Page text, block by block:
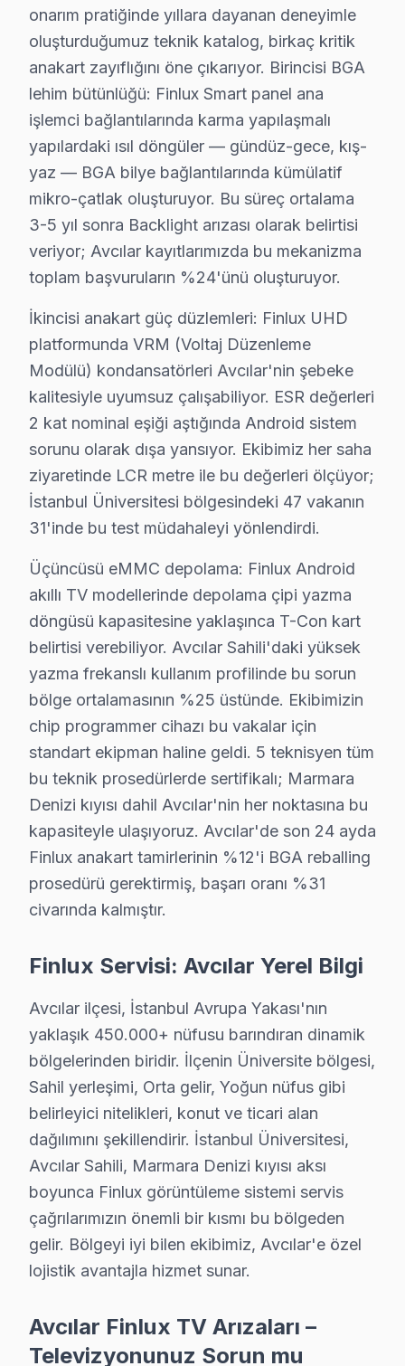
Avcılar'de hangi belirtiyle gelirseniz gelin — teşhis
Finlux TV Servis Ağımız: Avcılar Tüm
Avcılar'de Finlux televizyon servisi arayan tüm
Tahtakale, Üniversite, Yeşilkent mahallelerinde
Ambarlı, Cihangir, Denizköşkler bölgelerinde
Firuzköy, Gümüşpala, Mustafa Kemal Paşa
Finlux TV Teknik Rehberi: Panel, Teşhis ve
Finlux televizyonlarınızın teknik müdahale ve
Finlux TV Teknik Profil ve Servis Rehberi
Finlux TV Teknik Servis Rehberi
Finlux TV'lerde En Sık Karşılaşılan Arızalar
Finlux servisimizde en yaygın VIDAA uygulama
Finlux Servis Yaklaşımımız
Kuzey Avrupa kalitesi ilkeleri doğrultusunda bu
söz konusu model TV Onarım Süreci
1. Müşteri bildirir, servis ekibi arıza semptomlarını
3. Arıza kaynağı tespit edilir: panel mi, anakart mı, güç
4. Yazılı fiyat teklifi sunulur; onay olmadan işlem
5. Orijinal veya OEM eşdeğer Finlux parça ile onarım
6. Tüm fonksiyonlar kapsamlı test edilir; garanti
bu cihaz televizyon Bakım Tavsiyeleri
Finlux ekran'ler için en yaygın kullanıcı hatası; güç
Finlux panel'niz arızalandığında verileri (uygulama
Finlux güvenilirliği standartlarında söz konusu model
Avcılar Finlux TV Teknik Destek Kapsamımız
Avcılar'de Finlux LED TV sahiplerine sunduğumuz
VA Panel/IPS Panel ve Ekran Onarımı: Renk
Kart Düzeyinde Tamir: Ana kart, güç kartı ve T-Con
Port ve Bağlantı Tamiri: HDMI, USB ve optik ses
» Avcılar genelinde mobil servis ekibimizle yerinde
Avcılar'de Finlux Orijinal Parça – 2 Yıl
Finlux Televizyon Kullanım Kılavuzu –
Televizyonunuzun ömrünü kısaltan alışkanlıklardan
Teknisyen önerileri:
• Avcılar'de UPS veya gerilim regülatörü ile ani
• Avcılar'de arka havalandırma boşluğunu mobilya
• Yüksek nem ortamlarında Avcılar'de panel'yi örtülü
• Avcılar'de HDMI kablolarını çekip takmadan önce
• Avcılar'de ekran temizliği için yalnızca kuru ya da
onarım pratiğinde yıllara dayanan deneyimle
oluşturduğumuz teknik katalog, birkaç kritik
anakart zayıflığını öne çıkarıyor. Birincisi BGA
lehim bütünlüğü: Finlux Smart panel ana
işlemci bağlantılarında karma yapılaşmalı
yapılardaki ısıl döngüler — gündüz-gece, kış-
yaz — BGA bilye bağlantılarında kümülatif
mikro-çatlak oluşturuyor. Bu süreç ortalama
3-5 yıl sonra Backlight arızası olarak belirtisi
veriyor; Avcılar kayıtlarımızda bu mekanizma
toplam başvuruların %24'ünü oluşturuyor.
İkincisi anakart güç düzlemleri: Finlux UHD
platformunda VRM (Voltaj Düzenleme
Modülü) kondansatörleri Avcılar'nin şebeke
kalitesiyle uyumsuz çalışabiliyor. ESR değerleri
2 kat nominal eşiği aştığında Android sistem
sorunu olarak dışa yansıyor. Ekibimiz her saha
ziyaretinde LCR metre ile bu değerleri ölçüyor;
İstanbul Üniversitesi bölgesindeki 47 vakanın
31'inde bu test müdahaleyi yönlendirdi.
Üçüncüsü eMMC depolama: Finlux Android
akıllı TV modellerinde depolama çipi yazma
döngüsü kapasitesine yaklaşınca T-Con kart
belirtisi verebiliyor. Avcılar Sahili'daki yüksek
yazma frekanslı kullanım profilinde bu sorun
bölge ortalamasının %25 üstünde. Ekibimizin
chip programmer cihazı bu vakalar için
standart ekipman haline geldi. 5 teknisyen tüm
bu teknik prosedürlerde sertifikalı; Marmara
Denizi kıyısı dahil Avcılar'nin her noktasına bu
kapasiteyle ulaşıyoruz. Avcılar'de son 24 ayda
Finlux anakart tamirlerinin %12'i BGA reballing
prosedürü gerektirmiş, başarı oranı %31
civarında kalmıştır.
Finlux Servisi: Avcılar Yerel Bilgi
Avcılar ilçesi, İstanbul Avrupa Yakası'nın
yaklaşık 450.000+ nüfusu barındıran dinamik
bölgelerinden biridir. İlçenin Üniversite bölgesi,
Sahil yerleşimi, Orta gelir, Yoğun nüfus gibi
belirleyici nitelikleri, konut ve ticari alan
dağılımını şekillendirir. İstanbul Üniversitesi,
Avcılar Sahili, Marmara Denizi kıyısı aksı
boyunca Finlux görüntüleme sistemi servis
çağrılarımızın önemli bir kısmı bu bölgeden
gelir. Bölgeyi iyi bilen ekibimiz, Avcılar'e özel
lojistik avantajla hizmet sunar.
Avcılar Finlux TV Arızaları –
Televizyonunuz Sorun mu